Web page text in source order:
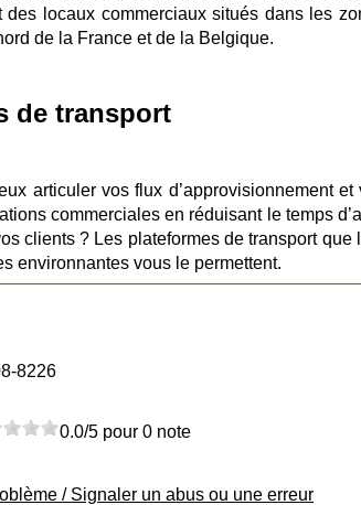
des locaux commerciaux situés dans les
de la France et de la Belgique.
de transport
articuler vos flux d’approvisionnement
commerciales en réduisant le temps
clients ? Les plateformes de transport
environnantes vous le permettent.
8226
0.0/5 pour 0 note
/ Signaler un abus ou une erreur